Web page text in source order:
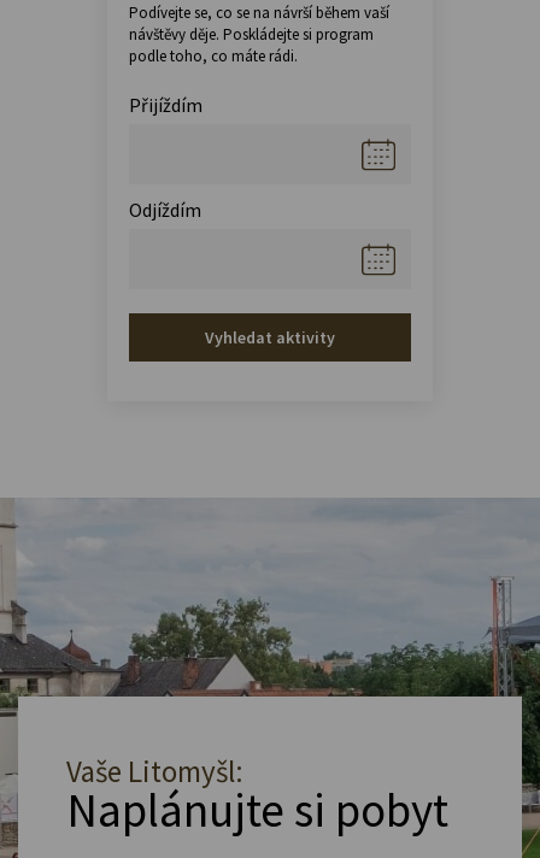
Podívejte se, co se na návrší během vaší
návštěvy děje. Poskládejte si program
podle toho, co máte rádi.
Přijíždím
Odjíždím
Vyhledat aktivity
Vaše Litomyšl:
Naplánujte si pobyt